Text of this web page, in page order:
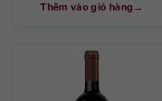
Thêm vào giỏ hàng